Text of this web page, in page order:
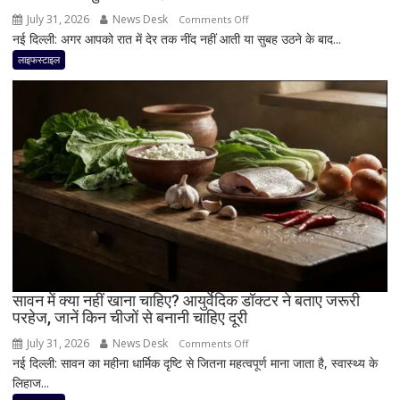
एनर्जी;
क्या
मॉर्निंग
रूटीन
July 31, 2026 News Desk Comments Offon
रात
2
कीवी
खाने
से
मिल
सकते
हैं
फायदे!
डॉक्टर
कैसे
नई दिल्ली: अगर आपको रात में देर तक नींद नहीं आती या सुबह उठने के बाद...
लाइफस्टाइल
सावन में क्या नहीं खाना चाहिए? आयुर्वेदिक डॉक्टर ने बताए जरूरी
परहेज, जानें किन चीजों से बनानी चाहिए दूरी
July 31, 2026 News Desk Comments Offon
सावन
नई दिल्ली: सावन का महीना धार्मिक दृष्टि से जितना महत्वपूर्ण माना जाता है, स्वास्थ्य के
लिहाज...